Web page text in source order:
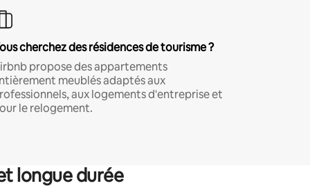
cherchez des résidences de tourisme ?
propose des appartements
meublés adaptés aux
aux logements d'entreprise et
le relogement.
longue durée